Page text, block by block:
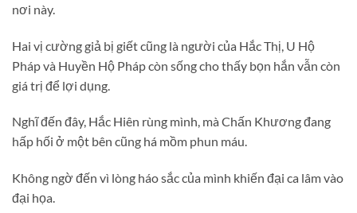
nơi này.
Hai vị cường giả bị giết cũng là người của Hắc Thị, U Hộ
Pháp và Huyền Hộ Pháp còn sống cho thấy bọn hắn vẫn còn
giá trị để lợi dụng.
Nghĩ đến đây, Hắc Hiên rùng mình, mà Chấn Khương đang
hấp hối ở một bên cũng há mồm phun máu.
Không ngờ đến vì lòng háo sắc của mình khiến đại ca lâm vào
đại họa.